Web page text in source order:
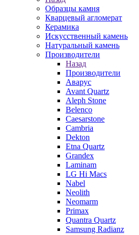
Образцы камня
Кварцевый агломерат
Керамика
Искусственный камень
Натуральный камень
Производители
Назад
Производители
Аварус
Avant Quartz
Aleph Stone
Belenco
Caesarstone
Cambria
Dekton
Etna Quartz
Grandex
Laminam
LG Hi Macs
Nabel
Neolith
Neomarm
Primax
Quantra Quartz
Samsung Radianz